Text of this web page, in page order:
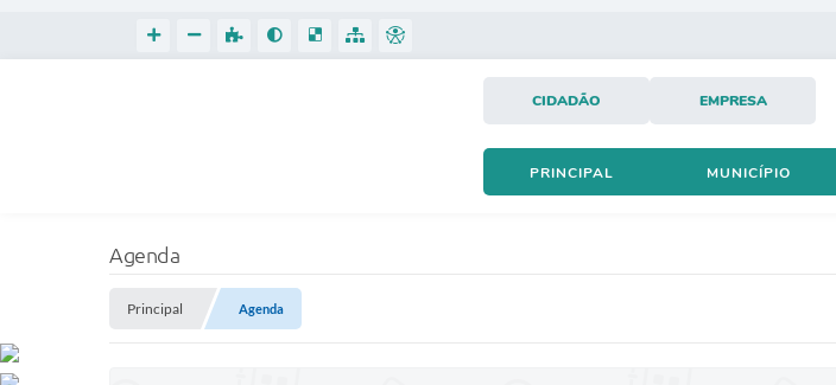
CIDADÃO EMPRESA
PRINCIPAL MUNICÍPIO
Agenda
Principal Agenda